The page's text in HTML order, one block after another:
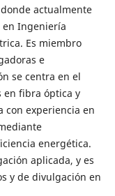
actualmente
en Ingeniería
Es miembro
e
se centra en el
en fibra óptica y
con experiencia en
energética.
aplicada, y es
y de divulgación en